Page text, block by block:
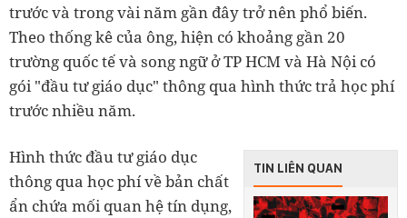
trước và trong vài năm gần đây trở nên phổ biến.
Theo thống kê của ông, hiện có khoảng gần 20
trường quốc tế và song ngữ ở TP HCM và Hà Nội có
gói "đầu tư giáo dục" thông qua hình thức trả học phí
trước nhiều năm.
TIN LIÊN QUAN
Hình thức đầu tư giáo dục
thông qua học phí về bản chất
ẩn chứa mối quan hệ tín dụng,